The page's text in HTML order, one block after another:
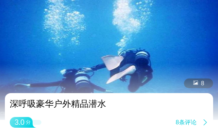
 8
深呼吸豪华户外精品潜水
3.0 分 8条评论 